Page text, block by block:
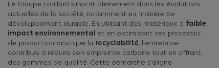
Le Groupe Lorillard s’inscrit pleinement dans les évolutions
actuelles de la société, notamment en matière de
développement durable. En utilisant des matériaux à faible
impact environnemental
et en optimisant ses processus
de production ainsi que la recyclabilité, l'entreprise
contribue à réduire son empreinte carbone tout en offrant
des gammes de qualité. Cette démarche s'aligne